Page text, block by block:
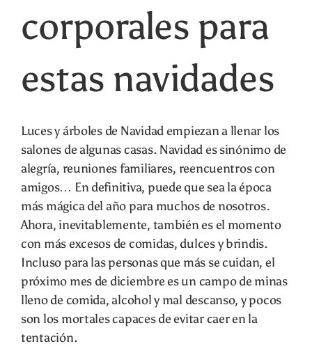
Carrito
corporales para
estas navidades
Luces y árboles de Navidad empiezan a llenar los
salones de algunas casas. Navidad es sinónimo de
alegría, reuniones familiares, reencuentros con
amigos… En definitiva, puede que sea la época
más mágica del año para muchos de nosotros.
Ahora, inevitablemente, también es el momento
con más excesos de comidas, dulces y brindis.
Incluso para las personas que más se cuidan, el
próximo mes de diciembre es un campo de minas
lleno de comida, alcohol y mal descanso, y pocos
son los mortales capaces de evitar caer en la
tentación.